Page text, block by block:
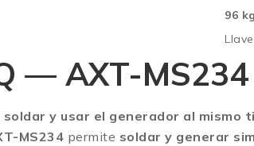
96
— AXT-MS234
soldar y usar el generador al mismo
MS234 permite soldar y generar